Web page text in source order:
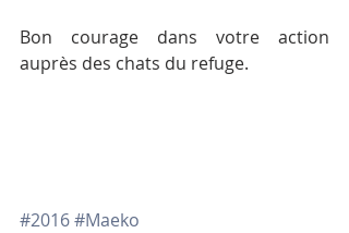
Bon courage dans votre action
auprès des chats du refuge.
#2016#Maeko